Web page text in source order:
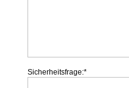
Sicherheitsfrage:*